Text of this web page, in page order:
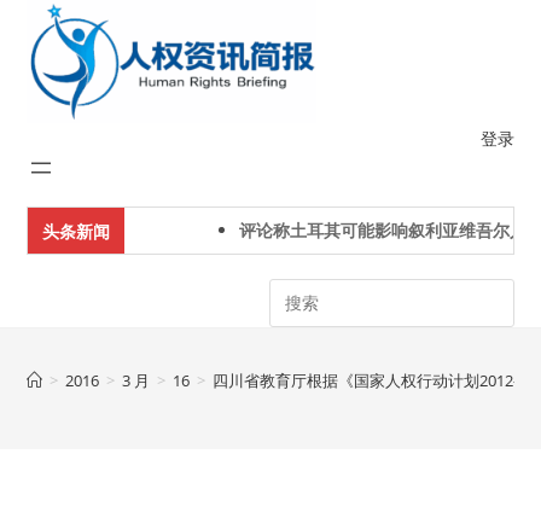
content
登录
头条新闻 评论称土耳其可能影响叙利亚维吾尔人下
Search
> 2016 > 3 月 > 16 > 四川省教育厅根据《国家人权行动计划2012-